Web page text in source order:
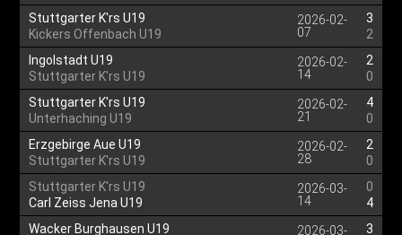
Stuttgarter K'rs U19
Kickers Offenbach U19
2026-02-
07
3
2
Ingolstadt U19
Stuttgarter K'rs U19
2026-02-
14
2
0
Stuttgarter K'rs U19
Unterhaching U19
2026-02-
21
4
0
Erzgebirge Aue U19
Stuttgarter K'rs U19
2026-02-
28
2
0
Stuttgarter K'rs U19
Carl Zeiss Jena U19
2026-03-
14
0
4
Wacker Burghausen U19
2026-03-
3